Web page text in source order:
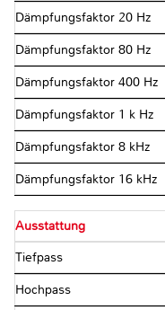
Dämpfungsfaktor 20 Hz
Dämpfungsfaktor 80 Hz
Dämpfungsfaktor 400 Hz
Dämpfungsfaktor 1 k Hz
Dämpfungsfaktor 8 kHz
Dämpfungsfaktor 16 kHz
Ausstattung
Tiefpass
Hochpass